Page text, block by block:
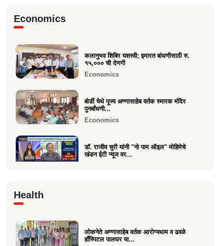
वक्रतुंड ऍग्रो याचे उद्घाटन, माहीम
Business
Economics
कलानुभव शिबिर यशस्वी; इमारत बांधणीसाठी रु.
१५,००० ची देणगी
Economics
बोर्डी येथे पूज्य अण्णासाहेब वर्तक स्मारक मंदिर
पुनर्बांधणी...
Economics
डॉ. राजीव चुरी यांनी "नो पाम ऑइल" मोहिमेचे
खंडन ईटी न्यूज वर...
वसई विकास सहकारी बँकेचे अध्यक्ष आशय राऊत
Health
लोकनेते अण्णासाहेब वर्तक आरोग्यधाम व ढवळे
हाँस्पिटल पालघर या...